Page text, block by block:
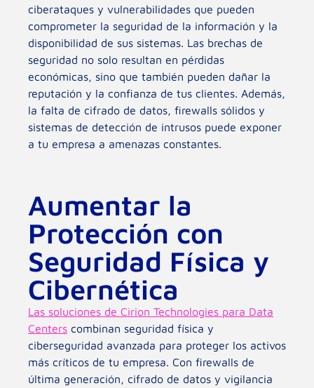
ciberataques y vulnerabilidades que pueden
comprometer la seguridad de la información y la
disponibilidad de sus sistemas. Las brechas de
seguridad no solo resultan en pérdidas
económicas, sino que también pueden dañar la
reputación y la confianza de tus clientes. Además,
la falta de cifrado de datos, firewalls sólidos y
sistemas de detección de intrusos puede exponer
a tu empresa a amenazas constantes.
Aumentar la
Protección con
Seguridad Física y
Cibernética
Las soluciones de Cirion Technologies para Data
Centers combinan seguridad física y
ciberseguridad avanzada para proteger los activos
más críticos de tu empresa. Con firewalls de
última generación, cifrado de datos y vigilancia